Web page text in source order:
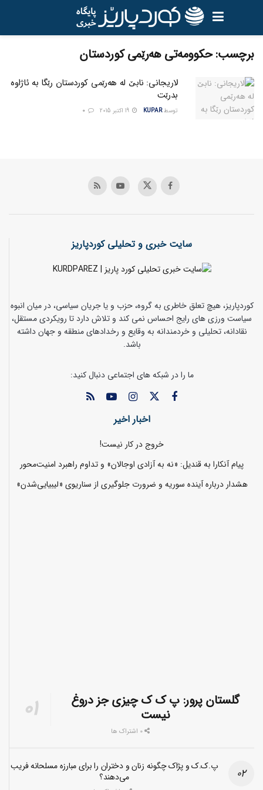
برچسب:حکوومەتی هەرێمی کوردستان
لاریجانی: نابێ لە هەرێمی کوردستان رێگا بە ئاژاوە
بدرێت
توسط KUPAR
سایت خبری و تحلیلی کوردپاریز
کوردپاریز، هیچ تعلق خاطری به گروه، حزب و یا جریان سیاسی، در میان انبوه
سیاست ورزی های رایج احساس نمی کند و تلاش دارد تا رویکردی مستقل،
نقادانه، تحلیلی و خردمندانه به وقایع و رخدادهای منطقه و جهان داشته
باشد.
ما را در شبکه های اجتماعی دنبال کنید:
اخبار اخیر
خروج در کار نیست!
پیام آنکارا به قندیل: «نه به آزادی اوجالان» و تداوم راهبرد امنیت‌محور
هشدار درباره آینده سوریه و ضرورت جلوگیری از سناریوی «لیبیایی‌شدن»
گلستان پرور: پ ک ک چیزی جز دروغ
نیست
پ.ک.ک و پژاک چگونه زنان و دختران را برای مبارزه مسلحانه فریب
می‌دهند؟